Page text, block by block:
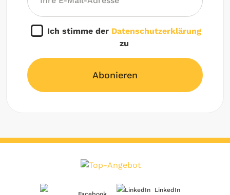
Ich stimme der Datenschutzerklärung
zu
Abonieren
LinkedIn